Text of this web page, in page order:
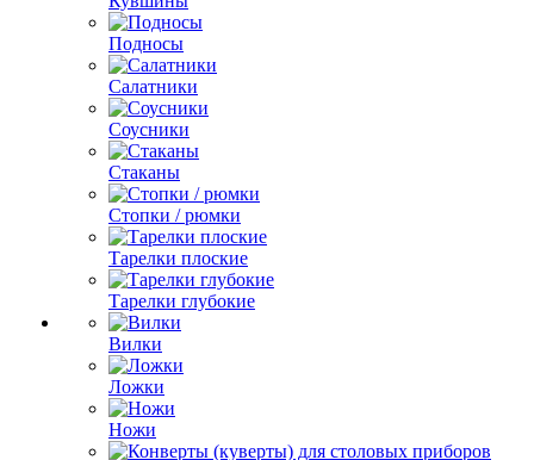
Подносы
Салатники
Соусники
Стаканы
Стопки / рюмки
Тарелки плоские
Тарелки глубокие
Вилки
Ложки
Ножи